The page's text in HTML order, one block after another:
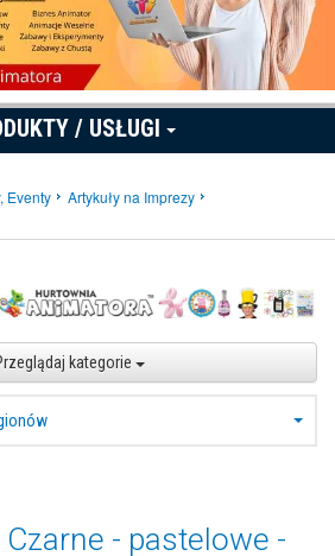
/ USŁUGI
Eventy
Artykuły na Imprezy
kategorie
- pastelowe -